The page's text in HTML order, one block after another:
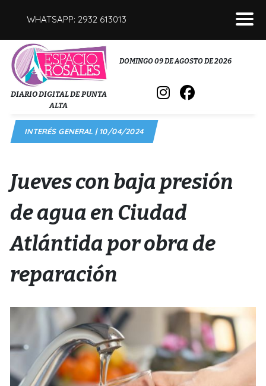
WHATSAPP: 2932 613013
POLICIALES
INTERÉS GENERAL
DEPORTES
SALUD
DIARIO DIGITAL DE PUNTA
ALTA
DOMINGO 09 DE AGOSTO DE 2026
INTERÉS GENERAL | 10/04/2024
Jueves con baja presión
de agua en Ciudad
Atlántida por obra de
reparación